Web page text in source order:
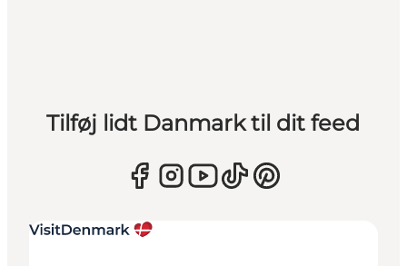
Tilføj lidt Danmark til dit feed